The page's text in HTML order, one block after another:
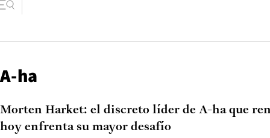
A-ha
Morten Harket: el discreto líder de A-ha que
hoy enfrenta su mayor desafío